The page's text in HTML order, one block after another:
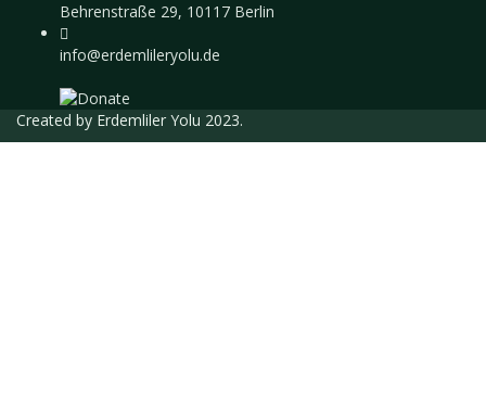
Behrenstraße 29, 10117 Berlin
info@erdemlileryolu.de
Created by Erdemliler Yolu 2023.